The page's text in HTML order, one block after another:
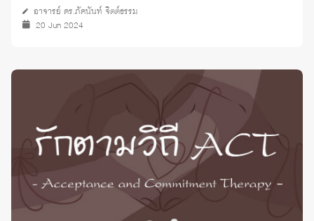
อาจารย์ ดร.ภัคนันท์ จิตต์ธรรม
20 Jun 2024